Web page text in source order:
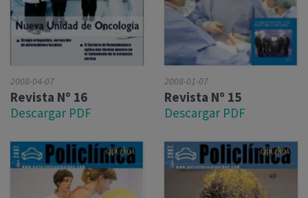
2008-04-07
Revista Nº 16
Descargar PDF
2008-01-07
Revista Nº 15
Descargar PDF